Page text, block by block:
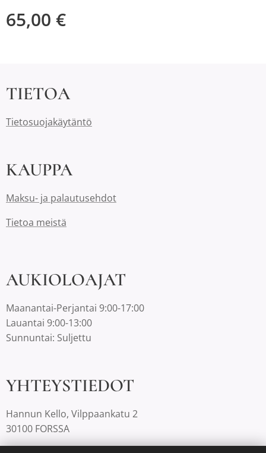
65,00 €
TIETOA
Tietosuojakäytäntö
KAUPPA
Maksu- ja palautusehdot
Tietoa meistä
AUKIOLOAJAT
Maanantai-Perjantai 9:00-17:00
Lauantai 9:00-13:00
Sunnuntai: Suljettu
YHTEYSTIEDOT
Hannun Kello, Vilppaankatu 2
30100 FORSSA